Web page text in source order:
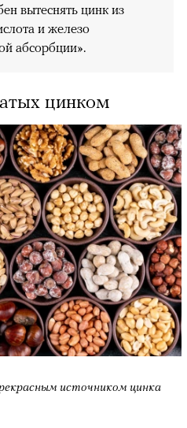
вытеснять цинк из
и железо
абсорбции».
цинком
источником цинка